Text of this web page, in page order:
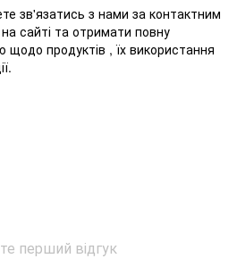
зв'язатись з нами за контактним
сайті та отримати повну
щодо продуктів , їх використання
перший відгук